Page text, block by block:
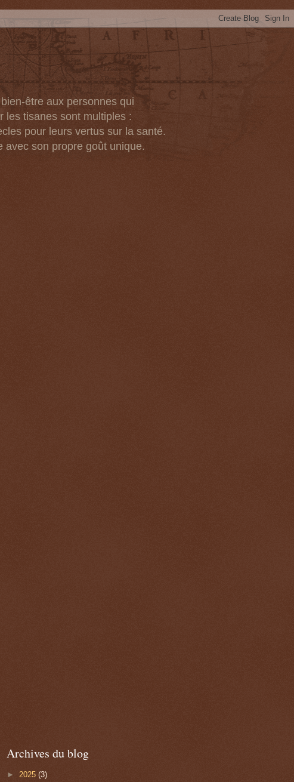
être aux personnes qui
les tisanes sont multiples :
pour leurs vertus sur la santé.
avec son propre goût unique.
Archives du blog
► 2025 (3)